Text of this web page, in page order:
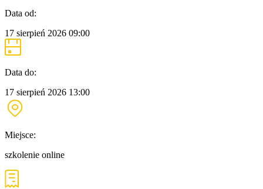
Data od:
17 sierpień 2026 09:00
Data do:
17 sierpień 2026 13:00
Miejsce:
szkolenie online